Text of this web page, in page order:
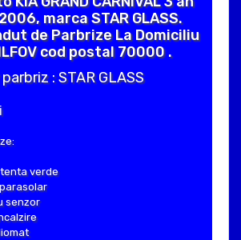
marca STAR GLASS.
de Parbrize La Domiciliu
cod postal 70000 .
: STAR GLASS
verde
senzor